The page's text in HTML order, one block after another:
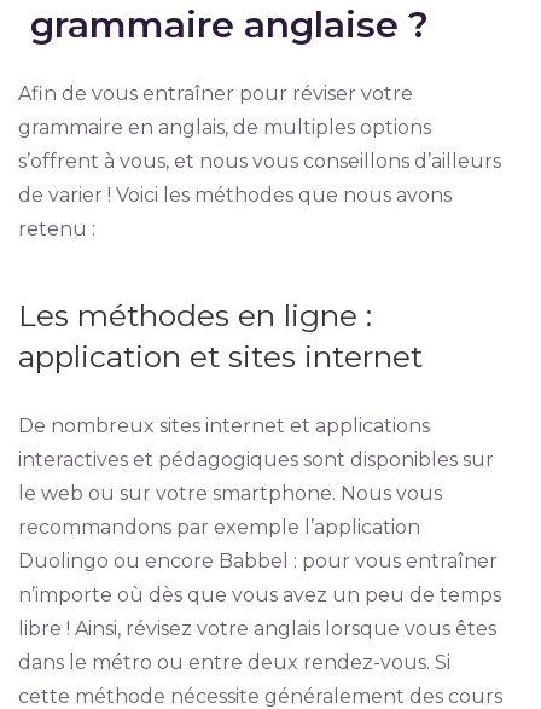
grammaire anglaise ?
Afin de vous entraîner pour réviser votre
grammaire en anglais, de multiples options
s’offrent à vous, et nous vous conseillons d’ailleurs
de varier ! Voici les méthodes que nous avons
retenu :
Les méthodes en ligne :
application et sites internet
De nombreux sites internet et applications
interactives et pédagogiques sont disponibles sur
le web ou sur votre smartphone. Nous vous
recommandons par exemple l’application
Duolingo ou encore Babbel : pour vous entraîner
n’importe où dès que vous avez un peu de temps
libre ! Ainsi, révisez votre anglais lorsque vous êtes
dans le métro ou entre deux rendez-vous. Si
cette méthode nécessite généralement des cours